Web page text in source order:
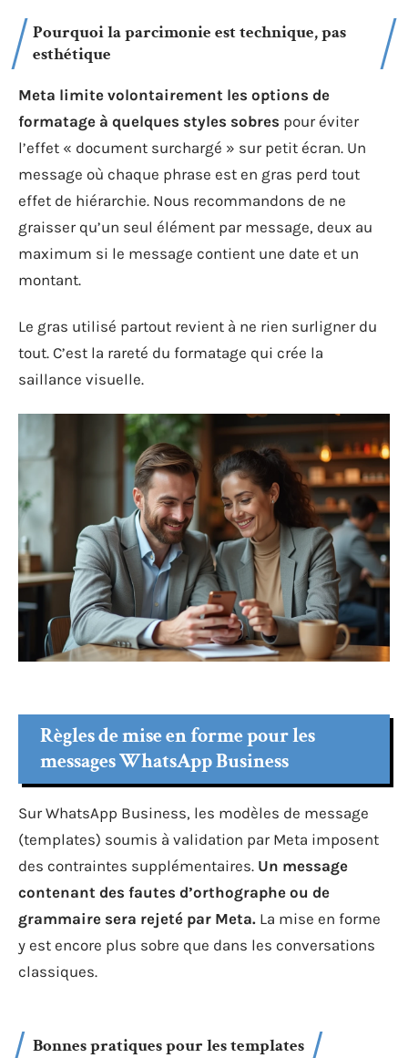
Pourquoi la parcimonie est technique, pas
esthétique
Meta limite volontairement les options de
formatage à quelques styles sobres pour éviter
l’effet « document surchargé » sur petit écran. Un
message où chaque phrase est en gras perd tout
effet de hiérarchie. Nous recommandons de ne
graisser qu’un seul élément par message, deux au
maximum si le message contient une date et un
montant.
Le gras utilisé partout revient à ne rien surligner du
tout. C’est la rareté du formatage qui crée la
saillance visuelle.
Règles de mise en forme pour les
messages WhatsApp Business
Sur WhatsApp Business, les modèles de message
(templates) soumis à validation par Meta imposent
des contraintes supplémentaires. Un message
contenant des fautes d’orthographe ou de
grammaire sera rejeté par Meta. La mise en forme
y est encore plus sobre que dans les conversations
classiques.
Bonnes pratiques pour les templates